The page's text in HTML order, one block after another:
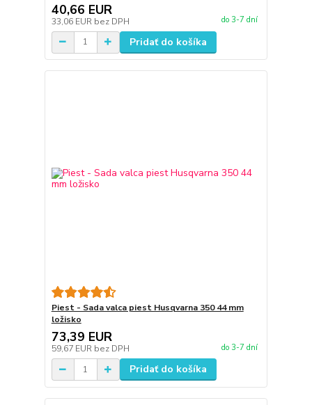
40,66 EUR
33,06 EUR bez DPH do 3-7 dní
Pridať do košíka
Piest - Sada valca piest Husqvarna 350 44 mm
ložisko
73,39 EUR
59,67 EUR bez DPH do 3-7 dní
Pridať do košíka